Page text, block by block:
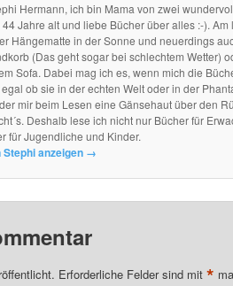
Hermann, ich bin Mama von zwei
Jahre alt und liebe Bücher über alles :-). Am
Hängematte in der Sonne und neuerdings
(Das geht sogar bei schlechtem Wetter)
Sofa. Dabei mag ich es, wenn mich die
ob sie in der echten Welt oder in der
mir beim Lesen eine Gänsehaut über den
Deshalb lese ich nicht nur Bücher für
für Jugendliche und Kinder.
anzeigen →
Erforderliche Felder sind mit *